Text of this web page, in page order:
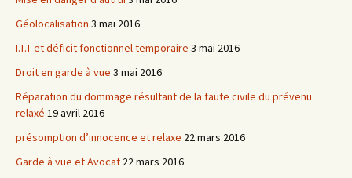
Géolocalisation 3 mai 2016
I.T.T et déficit fonctionnel temporaire 3 mai 2016
Droit en garde à vue 3 mai 2016
Réparation du dommage résultant de la faute civile du prévenu
relaxé 19 avril 2016
présomption d’innocence et relaxe 22 mars 2016
Garde à vue et Avocat 22 mars 2016